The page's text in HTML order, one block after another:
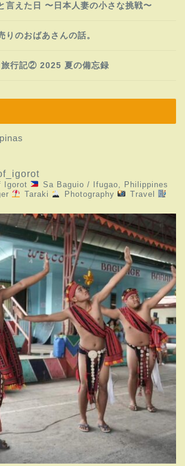
言えた日 〜日本人妻の小さな挑戦〜
りのおばあさんの話。
行記② 2025 夏の備忘録
Igorot
Sa Baguio / Ifugao, Philippines
Taraki Photography Travel